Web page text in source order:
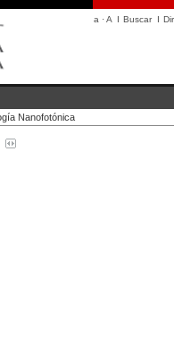
a ·A I BuscarI
Nanofotónica